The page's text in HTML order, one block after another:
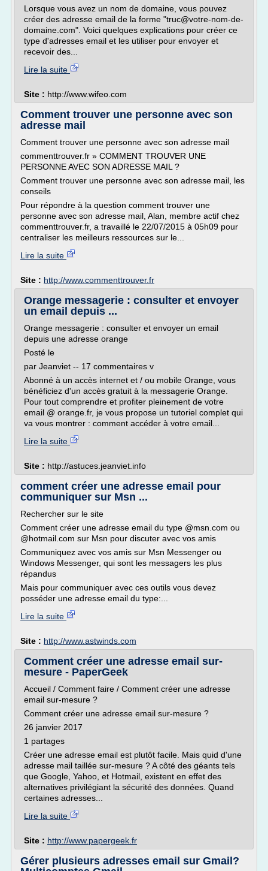
Lorsque vous avez un nom de domaine, vous pouvez
créer des adresse email de la forme "truc@votre-nom-de-
domaine.com". Voici quelques explications pour créer ce
type d'adresses email et les utiliser pour envoyer et
recevoir des...
Lire la suite
Site : http://www.wifeo.com
Comment trouver une personne avec son
adresse mail
Comment trouver une personne avec son adresse mail
commenttrouver.fr » COMMENT TROUVER UNE
PERSONNE AVEC SON ADRESSE MAIL ?
Comment trouver une personne avec son adresse mail, les
conseils
Pour répondre à la question comment trouver une
personne avec son adresse mail, Alan, membre actif chez
commenttrouver.fr, a travaillé le 22/07/2015 à 05h09 pour
centraliser les meilleurs ressources sur le...
Lire la suite
Site : http://www.commenttrouver.fr
Orange messagerie : consulter et envoyer
un email depuis ...
Orange messagerie : consulter et envoyer un email
depuis une adresse orange
Posté le
par Jeanviet -- 17 commentaires v
Abonné à un accès internet et / ou mobile Orange, vous
bénéficiez d'un accès gratuit à la messagerie Orange.
Pour tout comprendre et profiter pleinement de votre
email @ orange.fr, je vous propose un tutoriel complet qui
va vous montrer : comment accéder à votre email...
Lire la suite
Site : http://astuces.jeanviet.info
comment créer une adresse email pour
communiquer sur Msn ...
Rechercher sur le site
Comment créer une adresse email du type @msn.com ou
@hotmail.com sur Msn pour discuter avec vos amis
Communiquez avec vos amis sur Msn Messenger ou
Windows Messenger, qui sont les messagers les plus
répandus
Mais pour communiquer avec ces outils vous devez
posséder une adresse email du type:...
Lire la suite
Site : http://www.astwinds.com
Comment créer une adresse email sur-
mesure - PaperGeek
Accueil / Comment faire / Comment créer une adresse
email sur-mesure ?
Comment créer une adresse email sur-mesure ?
26 janvier 2017
1 partages
Créer une adresse email est plutôt facile. Mais quid d'une
adresse mail taillée sur-mesure ? A côté des géants tels
que Google, Yahoo, et Hotmail, existent en effet des
alternatives privilégiant la sécurité des données. Quand
certaines adresses...
Lire la suite
Site : http://www.papergeek.fr
Gérer plusieurs adresses email sur Gmail?